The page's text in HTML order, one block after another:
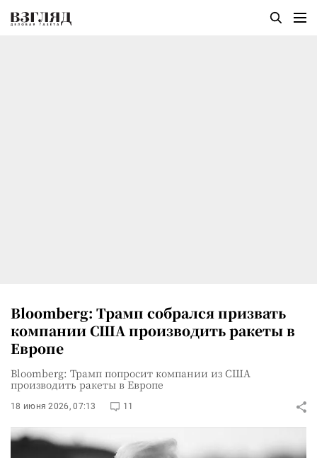
Bloomberg: Трамп собрался призвать
компании США производить ракеты в
Европе
Bloomberg: Трамп попросит компании из США
производить ракеты в Европе
18 июня 2026, 07:13 11